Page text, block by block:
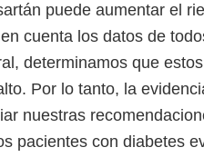
puede aumentar el
cuenta los datos de
determinamos que
Por lo tanto, la
nuestras
pacientes con diabetes